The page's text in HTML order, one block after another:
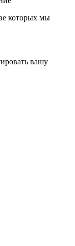
которых мы
вашу